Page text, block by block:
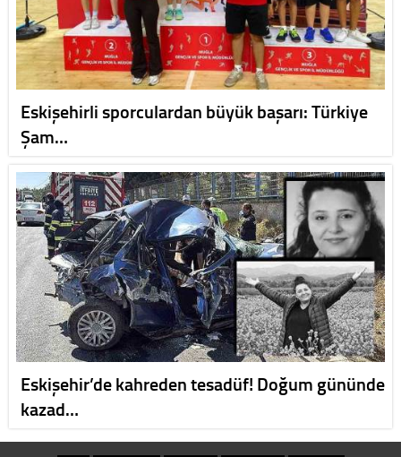
Eskişehirli sporculardan büyük başarı: Türkiye
Şam…
Eskişehir’de kahreden tesadüf! Doğum gününde
kazad…